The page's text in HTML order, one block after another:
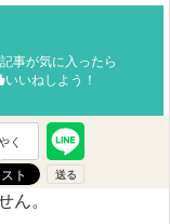
事が気に入ったら
いいねしよう！
く
。